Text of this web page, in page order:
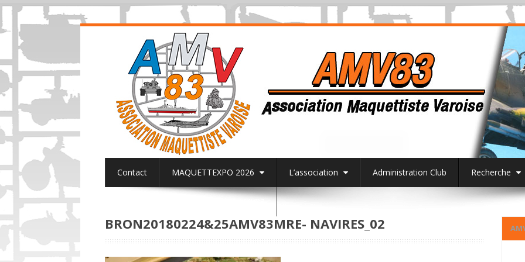
Contact MAQUETTEXPO 2026 L’association Administration Club Recherche
BRON20180224&25AMV83MRE- NAVIRES_02